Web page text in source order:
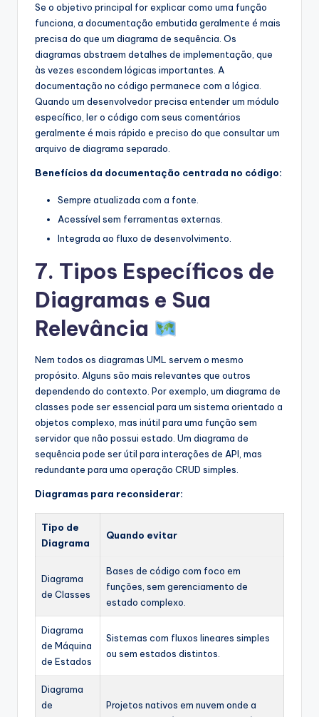
Se o objetivo principal for explicar como uma função
funciona, a documentação embutida geralmente é mais
precisa do que um diagrama de sequência. Os
diagramas abstraem detalhes de implementação, que
às vezes escondem lógicas importantes. A
documentação no código permanece com a lógica.
Quando um desenvolvedor precisa entender um módulo
específico, ler o código com seus comentários
geralmente é mais rápido e preciso do que consultar um
arquivo de diagrama separado.
Benefícios da documentação centrada no código:
Sempre atualizada com a fonte.
Acessível sem ferramentas externas.
Integrada ao fluxo de desenvolvimento.
7. Tipos Específicos de
Diagramas e Sua
Relevância
Nem todos os diagramas UML servem o mesmo
propósito. Alguns são mais relevantes que outros
dependendo do contexto. Por exemplo, um diagrama de
classes pode ser essencial para um sistema orientado a
objetos complexo, mas inútil para uma função sem
servidor que não possui estado. Um diagrama de
sequência pode ser útil para interações de API, mas
redundante para uma operação CRUD simples.
Diagramas para reconsiderar:
Tipo de
Diagrama
Quando evitar
Diagrama
de Classes
Bases de código com foco em
funções, sem gerenciamento de
estado complexo.
Diagrama
de Máquina
de Estados
Sistemas com fluxos lineares simples
ou sem estados distintos.
Diagrama
de
Projetos nativos em nuvem onde a